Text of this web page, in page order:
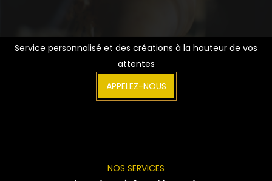
Service personnalisé et des créations à la hauteur de vos
attentes
APPELEZ-NOUS
NOS SERVICES